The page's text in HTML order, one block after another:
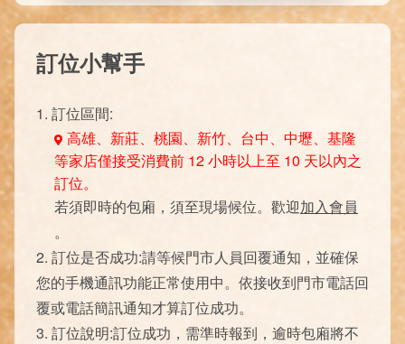
訂位小幫手
1. 訂位區間:
高雄、新莊、桃園、新竹、台中、中壢、基隆
等家店僅接受消費前 12 小時以上至 10 天以內之
訂位。
若須即時的包廂，須至現場候位。歡迎加入會員
。
2. 訂位是否成功:請等候門市人員回覆通知，並確保
您的手機通訊功能正常使用中。依接收到門市電話回
覆或電話簡訊通知才算訂位成功。
3. 訂位說明:訂位成功，需準時報到，逾時包廂將不